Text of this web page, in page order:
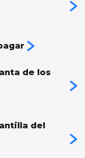
de los
del